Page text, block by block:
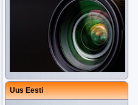
Uus Eesti